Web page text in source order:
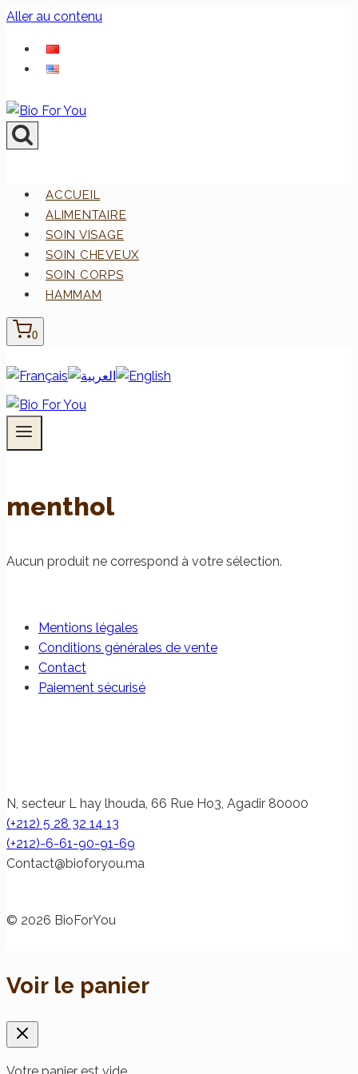
Aller au contenu
ACCUEIL
ALIMENTAIRE
SOIN VISAGE
SOIN CHEVEUX
SOIN CORPS
HAMMAM
0
menthol
Aucun produit ne correspond à votre sélection.
Mentions légales
Conditions générales de vente
Contact
Paiement sécurisé
N, secteur L hay lhouda, 66 Rue Ho3, Agadir 80000
(+212) 5 28 32 14 13
(+212)-6-61-90-91-69
am.uoyrofoib
@tcatnoC
© 2026 BioForYou
Voir le panier